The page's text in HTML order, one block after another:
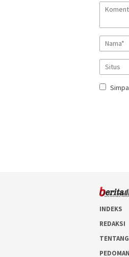
INDEKS
REDAKSI